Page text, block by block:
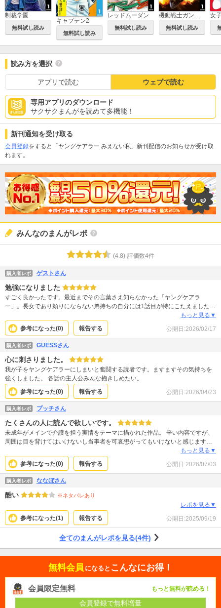
制裁学園
無料試し読み
キャプテン2
無料試し読み
レッドムーダン
無料試し読み
機動戦士ガンダム ラストホライズン
無料試し読み
読み方を選択
アプリで読む ウェブで読む
専用アプリのダウンロード
サクサクまんがを読めて多機能！
新刊通知を受け取る
会員登録をすると「ヤングケアラー みえない私」新刊配信のお知らせが受け取
れます。
みんなのまんがレポ
(4.8) 評価数4件
購入者レポ ゲストさん
勉強になりました
すごく良かったです。最近までその言葉さえ知らなかった「ヤングケアラ
ー」。長女であり頼りにならない弟持ちの自分には1話目が特にこたえました。
代弁された事もありました。 作中にもあるように、ヤングケアラーの負担に対
し直接的な解決策はまだ見つかっていません。でもこうして社会問題の題材と
して描かれる事で可能性が見えてくるんじゃないかと思います。 あと絵が目茶
苦茶キレイで読みやすかったです。
もっと見る▼
参考になった(0) 報告する 公開日:2026/02/17
購入者レポ GUESSさん
心に刺さりました。
我が子をヤングケアラーにしまいと奮闘する読者です。ますますその気持ちを
強くしました。 各話の主人公みんな抱きしめたい。
参考になった(0) 報告する 公開日:2026/04/23
購入者レポ プッチさん
たくさんの人に読んで欲しいです。
未成年がメインで介護を担う実情をテーマに描かれた作品。 辛い内容ですが、
周囲は目を背けてはいけないし当事者を可哀想がってもいけないと感じます。
ヤングケアラーたちがその経験を活かして人生を歩んでいく様が良かったで
す。 相葉キョウコ先生の漫画は絵が美しくコマ割りや書き文字も読みやすくて
個人的に大好きなのですが、そこも見所です。
もっと見る▼
参考になった(0) 報告する 公開日:2026/07/03
購入者レポ ななぼさん
酷い ※ネタバレあり
レポを見る▼
参考になった(1) 報告する 公開日:2025/09/19
全てのまんがレポを見る(4件)
無料会員 になると こんなにお得！
会員限定無料 もっと無料が読める！
会員登録で無料増量